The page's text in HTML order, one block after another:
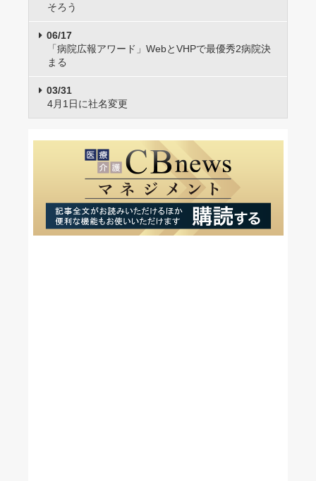
そろう
06/17
「病院広報アワード」WebとVHPで最優秀2病院決
まる
03/31
4月1日に社名変更